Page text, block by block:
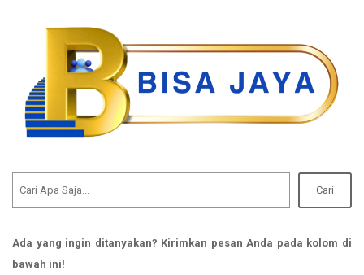
Cari
Ada yang ingin ditanyakan? Kirimkan pesan Anda pada kolom di
bawah ini!